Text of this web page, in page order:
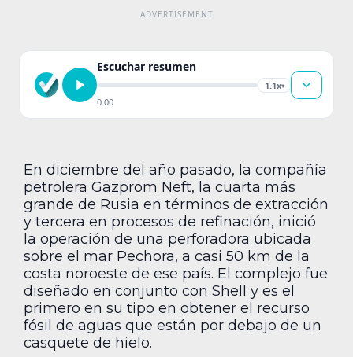
Escuchar resumen
1.1x▾
0:00
En diciembre del año pasado, la compañía
petrolera Gazprom Neft, la cuarta más
grande de Rusia en términos de extracción
y tercera en procesos de refinación, inició
la operación de una perforadora ubicada
sobre el mar Pechora, a casi 50 km de la
costa noroeste de ese país. El complejo fue
diseñado en conjunto con Shell y es el
primero en su tipo en obtener el recurso
fósil de aguas que están por debajo de un
casquete de hielo.